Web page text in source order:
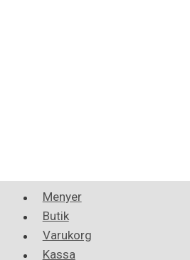
Menyer
Butik
Varukorg
Kassa